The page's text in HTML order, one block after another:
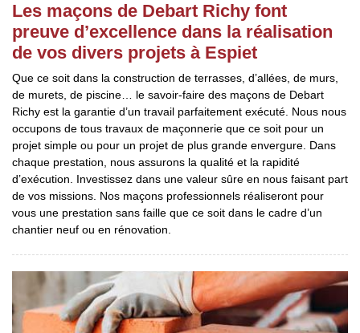
Les maçons de Debart Richy font
preuve d’excellence dans la réalisation
de vos divers projets à Espiet
Que ce soit dans la construction de terrasses, d’allées, de murs,
de murets, de piscine… le savoir-faire des maçons de Debart
Richy est la garantie d’un travail parfaitement exécuté. Nous nous
occupons de tous travaux de maçonnerie que ce soit pour un
projet simple ou pour un projet de plus grande envergure. Dans
chaque prestation, nous assurons la qualité et la rapidité
d’exécution. Investissez dans une valeur sûre en nous faisant part
de vos missions. Nos maçons professionnels réaliseront pour
vous une prestation sans faille que ce soit dans le cadre d’un
chantier neuf ou en rénovation.